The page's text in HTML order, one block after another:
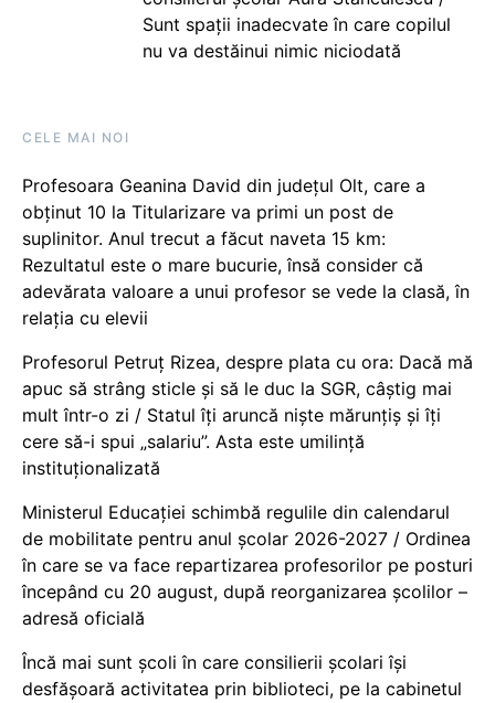
Sunt spații inadecvate în care copilul
nu va destăinui nimic niciodată
CELE MAI NOI
Profesoara Geanina David din județul Olt, care a
obținut 10 la Titularizare va primi un post de
suplinitor. Anul trecut a făcut naveta 15 km:
Rezultatul este o mare bucurie, însă consider că
adevărata valoare a unui profesor se vede la clasă, în
relația cu elevii
Profesorul Petruț Rizea, despre plata cu ora: Dacă mă
apuc să strâng sticle și să le duc la SGR, câștig mai
mult într-o zi / Statul îți aruncă niște mărunțiș și îți
cere să-i spui „salariu”. Asta este umilință
instituționalizată
Ministerul Educației schimbă regulile din calendarul
de mobilitate pentru anul școlar 2026-2027 / Ordinea
în care se va face repartizarea profesorilor pe posturi
începând cu 20 august, după reorganizarea școlilor –
adresă oficială
Încă mai sunt școli în care consilierii școlari își
desfășoară activitatea prin biblioteci, pe la cabinetul